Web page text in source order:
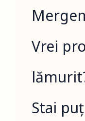
Vrei
Stai